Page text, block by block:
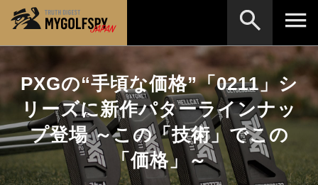
PXGの“手頃な価格”「0211」シ
リーズに新作パターラインナッ
プ登場 ～この「技術」でこの
「価格」～
MOST WANTED テストランキング
NEW RELEASES 新製品情報
HOW TO ゴルフ上達・実践テクニック
LAB テスト・データ検証
※メーカー名やクラブ名など、検索したい事柄を入
力してください。
検索